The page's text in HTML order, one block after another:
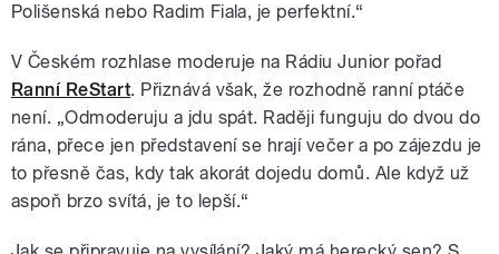
Polišenská nebo Radim Fiala, je perfektní.“
V Českém rozhlase moderuje na Rádiu Junior pořad
Ranní ReStart. Přiznává však, že rozhodně ranní ptáče
není. „Odmoderuju a jdu spát. Raději funguju do dvou do
rána, přece jen představení se hrají večer a po zájezdu je
to přesně čas, kdy tak akorát dojedu domů. Ale když už
aspoň brzo svítá, je to lepší.“